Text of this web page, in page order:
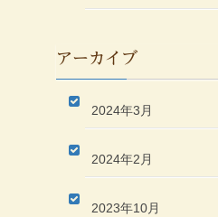
アーカイブ
2024年3月
2024年2月
2023年10月